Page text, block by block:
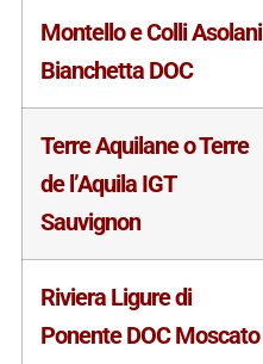
Montello e Colli Asolani
Bianchetta DOC
Terre Aquilane o Terre
de l’Aquila IGT
Sauvignon
Riviera Ligure di
Ponente DOC Moscato